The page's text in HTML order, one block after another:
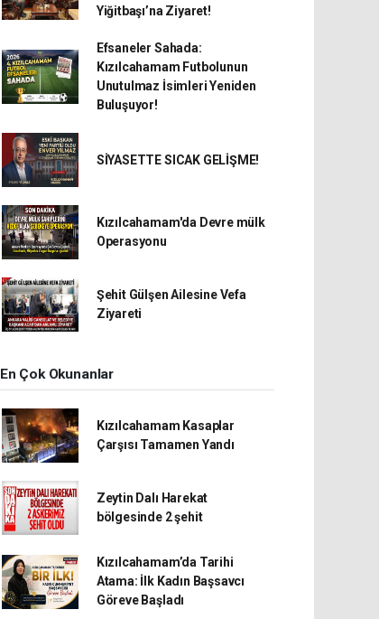
Yiğitbaşı’na Ziyaret!
Efsaneler Sahada:
Kızılcahamam Futbolunun
Unutulmaz İsimleri Yeniden
Buluşuyor!
SİYASETTE SICAK GELİŞME!
Kızılcahamam'da Devre mülk
Operasyonu
Şehit Gülşen Ailesine Vefa
Ziyareti
En Çok Okunanlar
Kızılcahamam Kasaplar
Çarşısı Tamamen Yandı
Zeytin Dalı Harekat
bölgesinde 2 şehit
Kızılcahamam’da Tarihi
Atama: İlk Kadın Başsavcı
Göreve Başladı